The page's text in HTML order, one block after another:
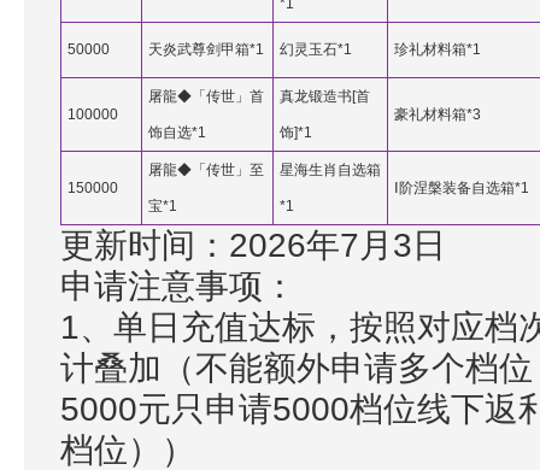
*1
50000 天炎武尊剑甲箱*1 幻灵玉石*1 珍礼材料箱*1
100000
屠龍◆「传世」首
饰自选*1
真龙锻造书[首
饰]*1
豪礼材料箱*3
150000
屠龍◆「传世」至
宝*1
星海生肖自选箱
*1
Ⅰ阶涅槃装备自选箱*1
更新时间：2026年7月3日
申请注意事项：
1、单日充值达标，按照对应档
计叠加（不能额外申请多个档
5000元只申请5000档位线下返
档位））